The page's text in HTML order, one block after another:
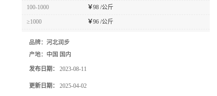
100-1000 ￥98 /公斤
≥1000 ￥96 /公斤
品牌： 河北润步
产地： 中国 国内
发布日期： 2023-08-11
更新日期： 2025-04-02